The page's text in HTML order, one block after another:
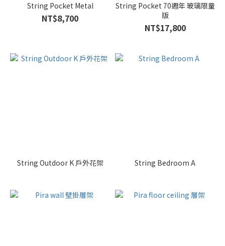
String Pocket Metal
NT$8,700
String Pocket 70週年 玻璃限量
版
NT$17,800
String Outdoor K 戶外花架 String Bedroom A